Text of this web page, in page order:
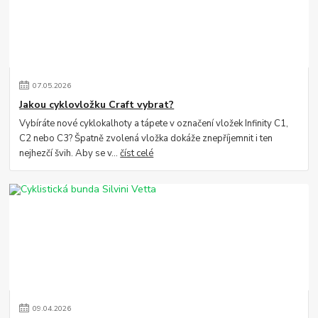
07.05.2026
Jakou cyklovložku Craft vybrat?
Vybíráte nové cyklokalhoty a tápete v označení vložek Infinity C1,
C2 nebo C3? Špatně zvolená vložka dokáže znepříjemnit i ten
nejhezčí švih. Aby se v...číst celé
09.04.2026